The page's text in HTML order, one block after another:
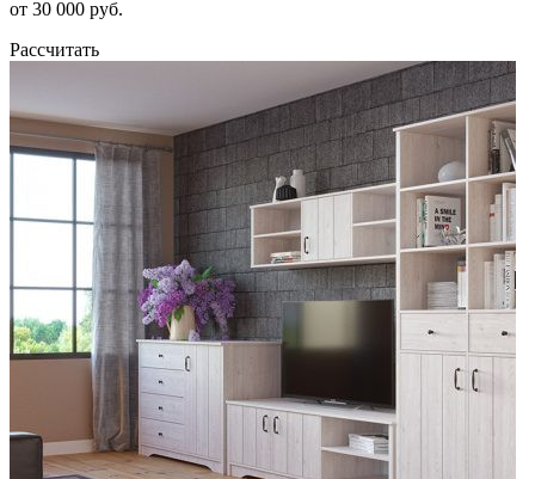
от 30 000 руб.
Рассчитать